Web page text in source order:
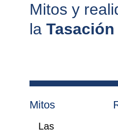
Mitos y
la
Mitos
Las